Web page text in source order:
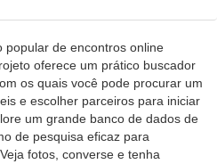
popular de encontros online
oferece um prático buscador
os quais você pode procurar um
e escolher parceiros para iniciar
um grande banco de dados de
de pesquisa eficaz para
fotos, converse e tenha